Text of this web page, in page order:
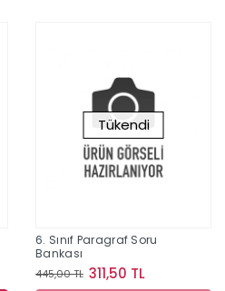
Tükendi
6. Sınıf Paragraf Soru
Bankası
445,00 TL 311,50 TL